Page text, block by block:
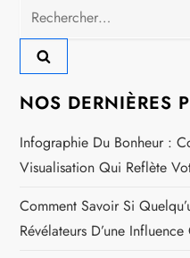
Rechercher :
NOS DERNIÈRES
Infographie Du Bonheur :
Visualisation Qui Reflète
Comment Savoir Si
Révélateurs D’une